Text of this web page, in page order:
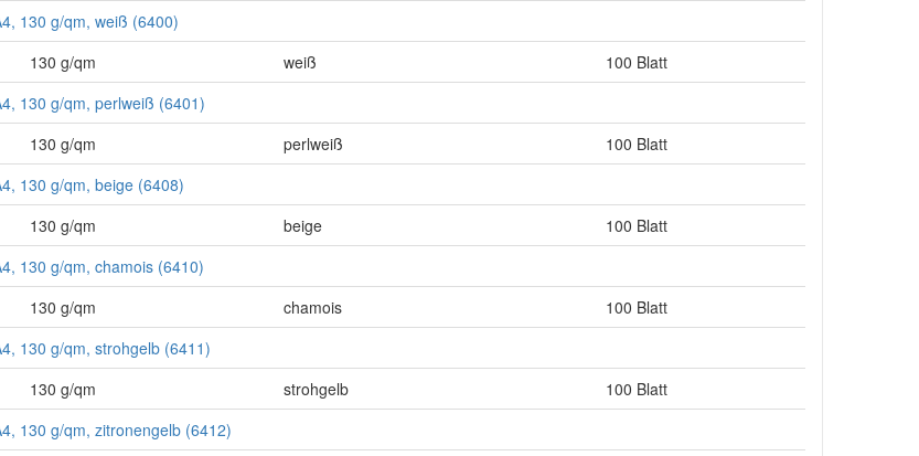
130 g/qm, weiß (6400)
130 g/qm weiß
100 Blatt
130 g/qm, perlweiß (6401)
130 g/qm perlweiß
100 Blatt
130 g/qm, beige (6408)
130 g/qm beige
100 Blatt
130 g/qm, chamois (6410)
130 g/qm chamois
100 Blatt
130 g/qm, strohgelb (6411)
130 g/qm strohgelb
100 Blatt
130 g/qm, zitronengelb (6412)